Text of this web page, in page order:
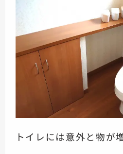
トイレには意外と物が